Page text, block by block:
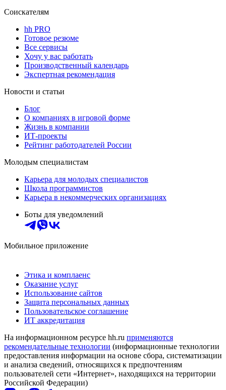
Соискателям
hh PRO
Готовое резюме
Все сервисы
Хочу у вас работать
Производственный календарь
Экспертная рекомендация
Новости и статьи
Блог
О компаниях в игровой форме
Жизнь в компании
ИТ-проекты
Рейтинг работодателей России
Молодым специалистам
Карьера для молодых специалистов
Школа программистов
Карьера в некоммерческих организациях
Боты для уведомлений
Мобильное приложение
Этика и комплаенс
Оказание услуг
Использование сайтов
Защита персональных данных
Пользовательское соглашение
ИТ аккредитация
На информационном ресурсе hh.ru применяются
рекомендательные технологии (информационные технологии
предоставления информации на основе сбора, систематизации
и анализа сведений, относящихся к предпочтениям
пользователей сети «Интернет», находящихся на территории
Российской Федерации)